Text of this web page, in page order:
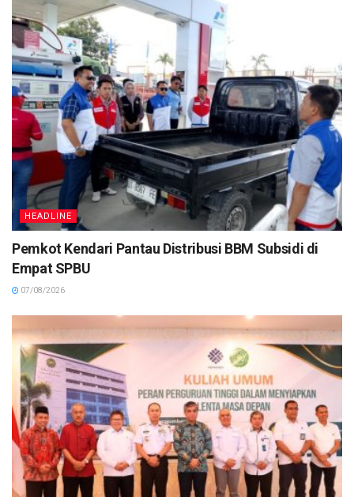
HEADLINE
Pemkot Kendari Pantau Distribusi BBM Subsidi di
Empat SPBU
07/08/2026